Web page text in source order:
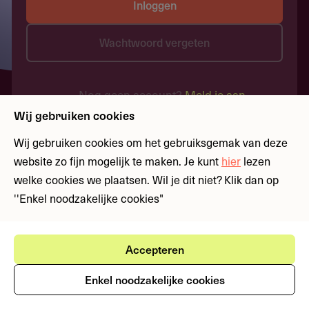
Inloggen
Wachtwoord vergeten
Nog geen account?Meld je aan
Wij gebruiken cookies
Wij gebruiken cookies om het gebruiksgemak van deze
website zo fijn mogelijk te maken. Je kunt hier lezen
welke cookies we plaatsen. Wil je dit niet? Klik dan op
''Enkel noodzakelijke cookies"
Accepteren
Enkel noodzakelijke cookies